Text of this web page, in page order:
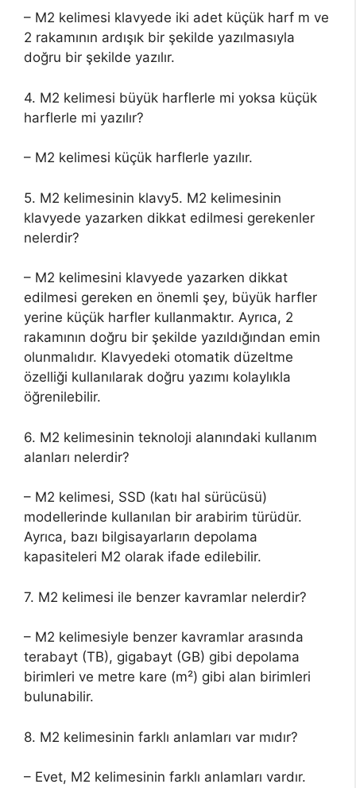
– M2 kelimesi klavyede iki adet küçük harf m ve
2 rakamının ardışık bir şekilde yazılmasıyla
doğru bir şekilde yazılır.
4. M2 kelimesi büyük harflerle mi yoksa küçük
harflerle mi yazılır?
– M2 kelimesi küçük harflerle yazılır.
5. M2 kelimesinin klavy5. M2 kelimesinin
klavyede yazarken dikkat edilmesi gerekenler
nelerdir?
– M2 kelimesini klavyede yazarken dikkat
edilmesi gereken en önemli şey, büyük harfler
yerine küçük harfler kullanmaktır. Ayrıca, 2
rakamının doğru bir şekilde yazıldığından emin
olunmalıdır. Klavyedeki otomatik düzeltme
özelliği kullanılarak doğru yazımı kolaylıkla
öğrenilebilir.
6. M2 kelimesinin teknoloji alanındaki kullanım
alanları nelerdir?
– M2 kelimesi, SSD (katı hal sürücüsü)
modellerinde kullanılan bir arabirim türüdür.
Ayrıca, bazı bilgisayarların depolama
kapasiteleri M2 olarak ifade edilebilir.
7. M2 kelimesi ile benzer kavramlar nelerdir?
– M2 kelimesiyle benzer kavramlar arasında
terabayt (TB), gigabayt (GB) gibi depolama
birimleri ve metre kare (m²) gibi alan birimleri
bulunabilir.
8. M2 kelimesinin farklı anlamları var mıdır?
– Evet, M2 kelimesinin farklı anlamları vardır.